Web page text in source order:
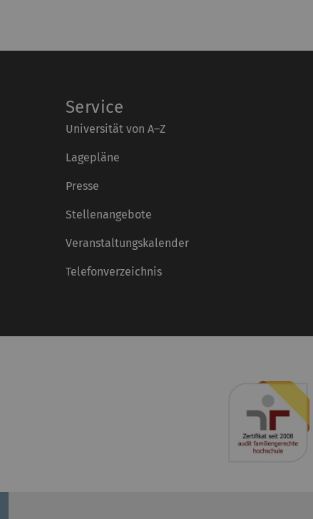
Service
Universität von A–Z
Lagepläne
Presse
Stellenangebote
Veranstaltungskalender
Telefonverzeichnis